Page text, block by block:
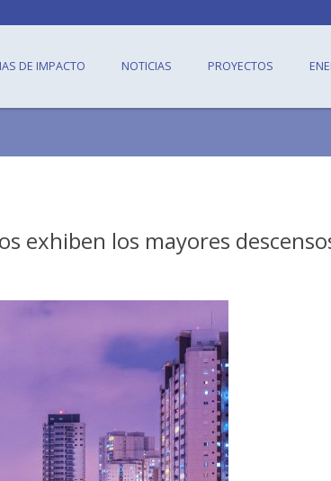
DE IMPACTO NOTICIAS PROYECTOS
exhiben los mayores